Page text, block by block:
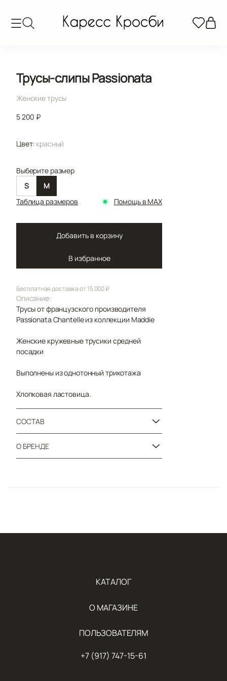
Трусы-слипы Passionata
Женские трусы
5 200 ₽
Цвет: красный
Выберите размер
S
M
Таблица размеров
Помощь в MAX
Добавить в корзину
В избранное
Бесплатная доставка от 15 000 ₽
Описание:
Трусы от французского производителя
Passionata Chantelle из коллекции Maddie
Женские кружевные трусики средней
посадки
Выполнены из однотонный трикотажа
Хлопковая ластовица.
СОСТАВ
О БРЕНДЕ
КАТАЛОГ
О МАГАЗИНЕ
ПОЛЬЗОВАТЕЛЯМ
+7 (917) 747-15-61